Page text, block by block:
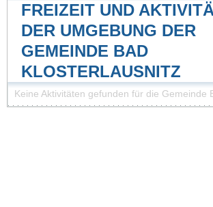
FREIZEIT UND
DER UMGEBUNG DER
GEMEINDE BAD
KLOSTERLAUSNITZ
Keine Aktivitäten gefunden für die Gemeinde